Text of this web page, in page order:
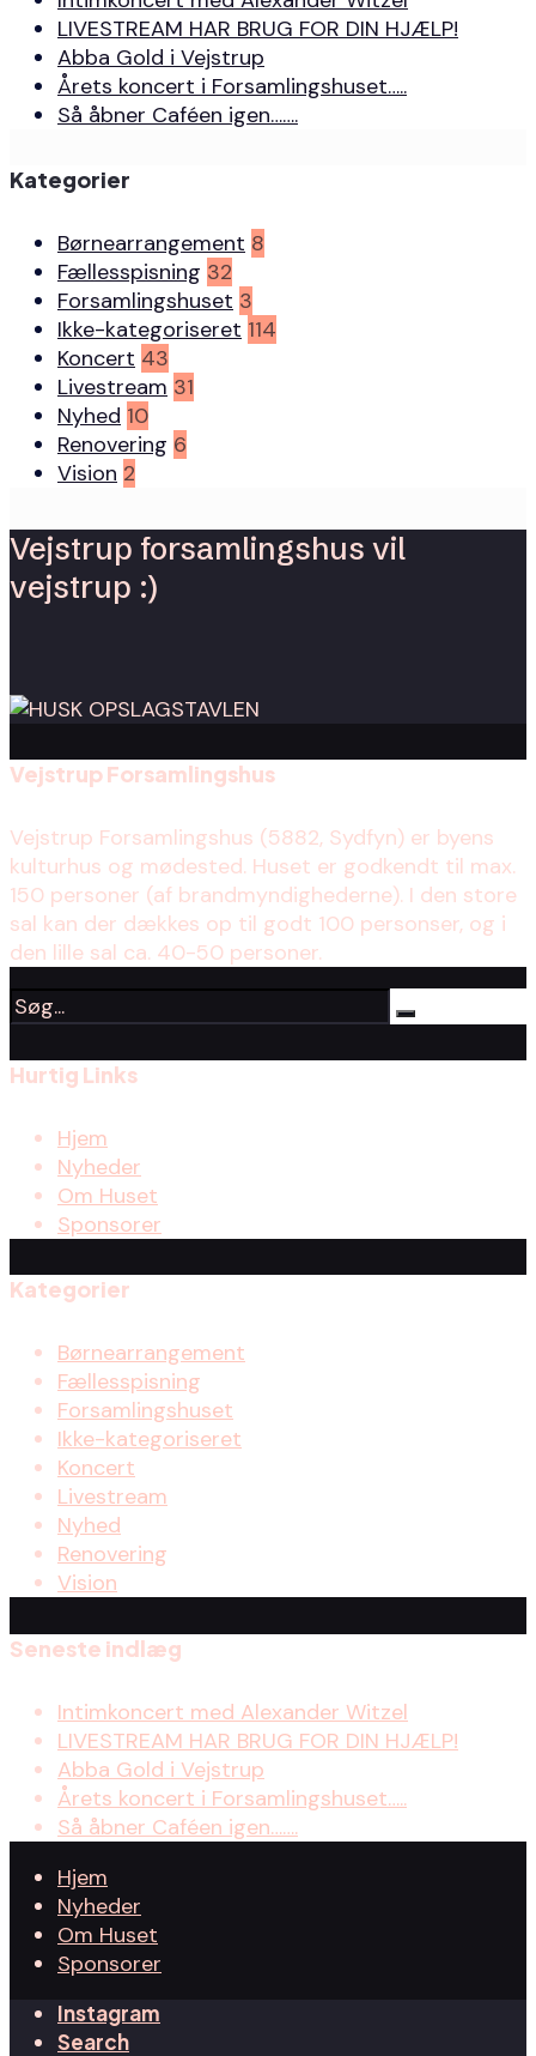
LIVESTREAM HAR BRUG FOR DIN HJÆLP!
Abba Gold i Vejstrup
Årets koncert i Forsamlingshuset…..
Så åbner Caféen igen…….
Kategorier
Børnearrangement 8
Fællesspisning 32
Forsamlingshuset 3
Ikke-kategoriseret 114
Koncert 43
Livestream 31
Nyhed 10
Renovering 6
Vision 2
Vejstrup forsamlingshus vil
vejstrup :)
Vejstrup Forsamlingshus
Vejstrup Forsamlingshus (5882, Sydfyn) er byens
kulturhus og mødested. Huset er godkendt til max.
150 personer (af brandmyndighederne). I den store
sal kan der dækkes op til godt 100 personser, og i
den lille sal ca. 40-50 personer.
Hurtig Links
Hjem
Nyheder
Om Huset
Sponsorer
Kategorier
Børnearrangement
Fællesspisning
Forsamlingshuset
Ikke-kategoriseret
Koncert
Livestream
Nyhed
Renovering
Vision
Seneste indlæg
Intimkoncert med Alexander Witzel
LIVESTREAM HAR BRUG FOR DIN HJÆLP!
Abba Gold i Vejstrup
Årets koncert i Forsamlingshuset…..
Så åbner Caféen igen…….
Hjem
Nyheder
Om Huset
Sponsorer
Instagram
Search